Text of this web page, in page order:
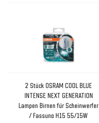
2 Stück OSRAM COOL BLUE
INTENSE NEXT GENERATION
Lampen Birnen für Scheinwerfer
/ Fassung H15 55/15W